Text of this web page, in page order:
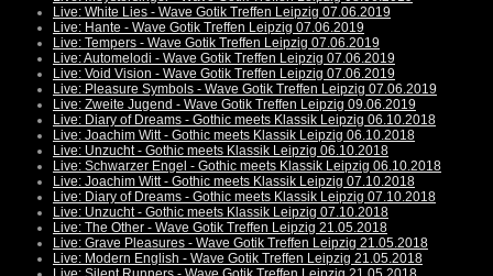
Live: White Lies - Wave Gotik Treffen Leipzig 07.06.2019
Live: Hante - Wave Gotik Treffen Leipzig 07.06.2019
Live: Tempers - Wave Gotik Treffen Leipzig 07.06.2019
Live: Automelodi - Wave Gotik Treffen Leipzig 07.06.2019
Live: Void Vision - Wave Gotik Treffen Leipzig 07.06.2019
Live: Pleasure Symbols - Wave Gotik Treffen Leipzig 07.06.2019
Live: Zweite Jugend - Wave Gotik Treffen Leipzig 09.06.2019
Live: Diary of Dreams - Gothic meets Klassik Leipzig 06.10.2018
Live: Joachim Witt - Gothic meets Klassik Leipzig 06.10.2018
Live: Unzucht - Gothic meets Klassik Leipzig 06.10.2018
Live: Schwarzer Engel - Gothic meets Klassik Leipzig 06.10.2018
Live: Joachim Witt - Gothic meets Klassik Leipzig 07.10.2018
Live: Diary of Dreams - Gothic meets Klassik Leipzig 07.10.2018
Live: Unzucht - Gothic meets Klassik Leipzig 07.10.2018
Live: The Other - Wave Gotik Treffen Leipzig 21.05.2018
Live: Grave Pleasures - Wave Gotik Treffen Leipzig 21.05.2018
Live: Modern English - Wave Gotik Treffen Leipzig 21.05.2018